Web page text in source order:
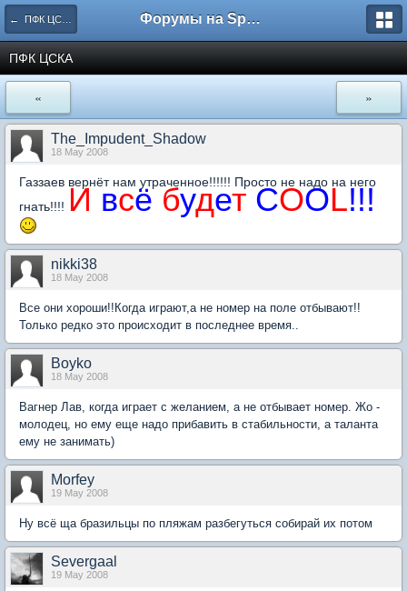
← ПФК ЦСКА Москва Форумы на Sportbox.ru
ПФК ЦСКА
« »
The_Impudent_Shadow
18 May 2008
Газзаев вернёт нам утраченное!!!!!! Просто не надо на него
гнать!!!! И всё будет COOL!!!
nikki38
18 May 2008
Все они хороши!!Когда играют,а не номер на поле отбывают!!
Только редко это происходит в последнее время..
Boyko
18 May 2008
Вагнер Лав, когда играет с желанием, а не отбывает номер. Жо -
молодец, но ему еще надо прибавить в стабильности, а таланта
ему не занимать)
Morfey
19 May 2008
Ну всё ща бразильцы по пляжам разбегуться собирай их потом
Severgaal
19 May 2008